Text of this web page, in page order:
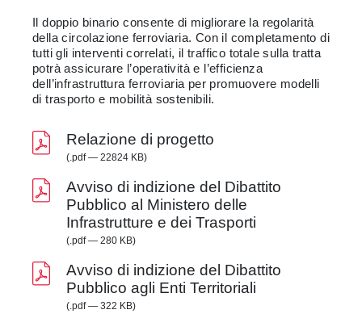
Il doppio binario consente di migliorare la regolarità
della circolazione ferroviaria. Con il completamento di
tutti gli interventi correlati, il traffico totale sulla tratta
potrà assicurare l’operatività e l’efficienza
dell’infrastruttura ferroviaria per promuovere modelli
di trasporto e mobilità sostenibili.
Relazione di progetto
(.pdf — 22824 KB)
Avviso di indizione del Dibattito
Pubblico al Ministero delle
Infrastrutture e dei Trasporti
(.pdf — 280 KB)
Avviso di indizione del Dibattito
Pubblico agli Enti Territoriali
(.pdf — 322 KB)